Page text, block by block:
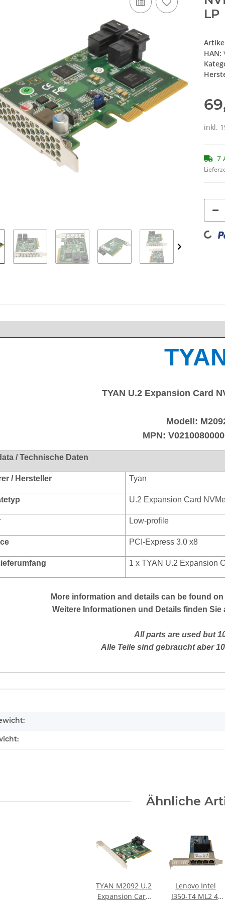
LP
HAN:
inkl.
7
TYAN U.2 Expansion Card
Modell:
MPN:
/ Technische Daten
/ Hersteller Tyan
U.2 Expansion Card
Low-profile
PCI-Express 3.0 x8
1 x TYAN U.2 Expansion
Moreinformation and details can be found
Weitere Informationen und Details finden
All parts are used but
Alle Teile sind gebraucht aber
Ähnliche
TYAN M2092 U.2
Expansion Card
Lenovo Intel
I350-T4 ML2 4-